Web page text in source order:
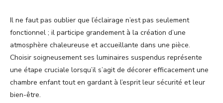
Il ne faut pas oublier que l’éclairage n’est pas seulement
fonctionnel ; il participe grandement à la création d’une
atmosphère chaleureuse et accueillante dans une pièce.
Choisir soigneusement ses luminaires suspendus représente
une étape cruciale lorsqu’il s’agit de décorer efficacement une
chambre enfant tout en gardant à l’esprit leur sécurité et leur
bien-être.